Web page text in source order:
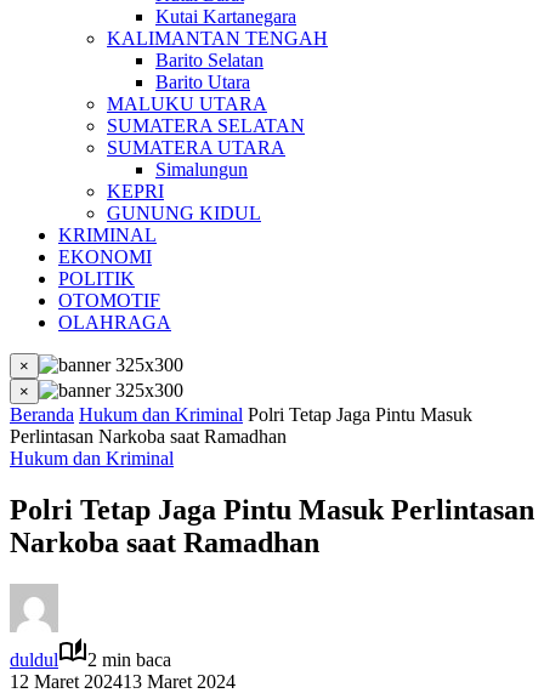
Kutai Kartanegara
KALIMANTAN TENGAH
Barito Selatan
Barito Utara
MALUKU UTARA
SUMATERA SELATAN
SUMATERA UTARA
Simalungun
KEPRI
GUNUNG KIDUL
KRIMINAL
EKONOMI
POLITIK
OTOMOTIF
OLAHRAGA
×
×
Beranda Hukum dan Kriminal Polri Tetap Jaga Pintu Masuk
Perlintasan Narkoba saat Ramadhan
Hukum dan Kriminal
Polri Tetap Jaga Pintu Masuk Perlintasan
Narkoba saat Ramadhan
duldul
2 min baca
12 Maret 202413 Maret 2024